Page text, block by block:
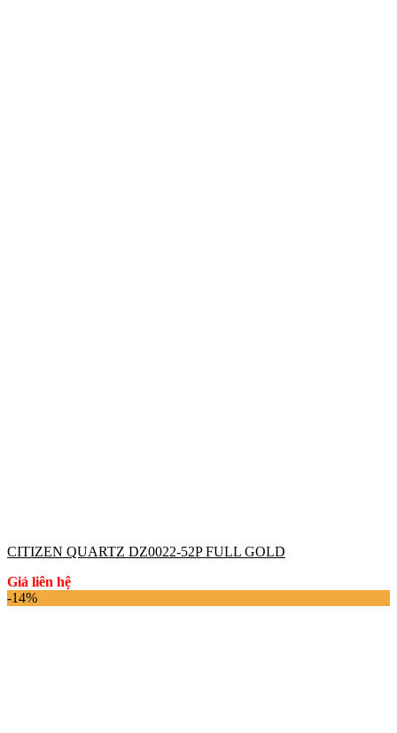
CITIZEN QUARTZ DZ0022-52P FULL GOLD
Giá liên hệ
-14%